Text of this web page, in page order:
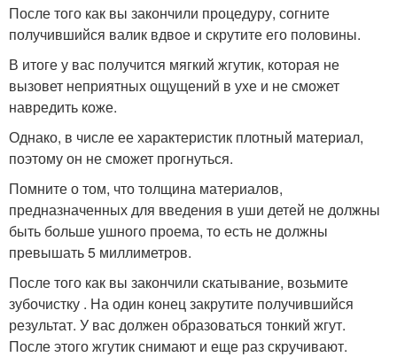
После того как вы закончили процедуру, согните
получившийся валик вдвое и скрутите его половины.
В итоге у вас получится мягкий жгутик, которая не
вызовет неприятных ощущений в ухе и не сможет
навредить коже.
Однако, в числе ее характеристик плотный материал,
поэтому он не сможет прогнуться.
Помните о том, что толщина материалов,
предназначенных для введения в уши детей не должны
быть больше ушного проема, то есть не должны
превышать 5 миллиметров.
После того как вы закончили скатывание, возьмите
зубочистку . На один конец закрутите получившийся
результат. У вас должен образоваться тонкий жгут.
После этого жгутик снимают и еще раз скручивают.